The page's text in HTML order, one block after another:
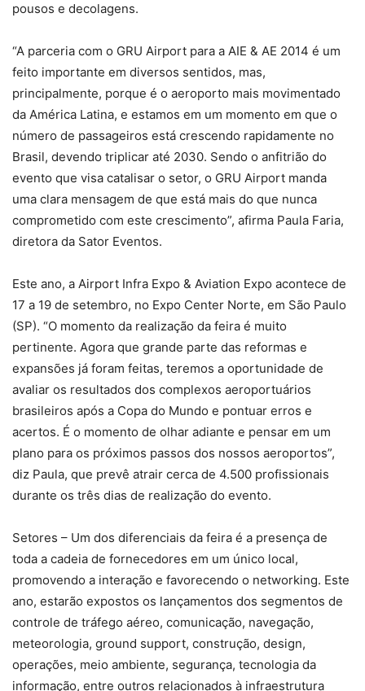
pousos e decolagens.
“A parceria com o GRU Airport para a AIE & AE 2014 é um
feito importante em diversos sentidos, mas,
principalmente, porque é o aeroporto mais movimentado
da América Latina, e estamos em um momento em que o
número de passageiros está crescendo rapidamente no
Brasil, devendo triplicar até 2030. Sendo o anfitrião do
evento que visa catalisar o setor, o GRU Airport manda
uma clara mensagem de que está mais do que nunca
comprometido com este crescimento”, afirma Paula Faria,
diretora da Sator Eventos.
Este ano, a Airport Infra Expo & Aviation Expo acontece de
17 a 19 de setembro, no Expo Center Norte, em São Paulo
(SP). “O momento da realização da feira é muito
pertinente. Agora que grande parte das reformas e
expansões já foram feitas, teremos a oportunidade de
avaliar os resultados dos complexos aeroportuários
brasileiros após a Copa do Mundo e pontuar erros e
acertos. É o momento de olhar adiante e pensar em um
plano para os próximos passos dos nossos aeroportos”,
diz Paula, que prevê atrair cerca de 4.500 profissionais
durante os três dias de realização do evento.
Setores – Um dos diferenciais da feira é a presença de
toda a cadeia de fornecedores em um único local,
promovendo a interação e favorecendo o networking. Este
ano, estarão expostos os lançamentos dos segmentos de
controle de tráfego aéreo, comunicação, navegação,
meteorologia, ground support, construção, design,
operações, meio ambiente, segurança, tecnologia da
informação, entre outros relacionados à infraestrutura